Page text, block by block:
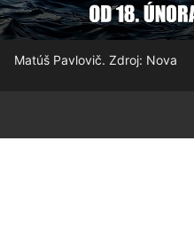
Matúš Pavlovič. Zdroj: Nova